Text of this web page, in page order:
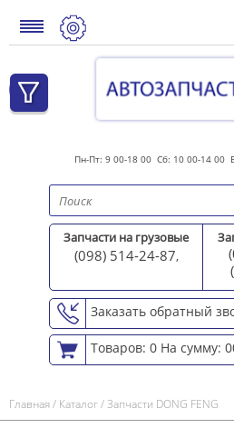
Пн-Пт: 9 00-18 00 Сб: 10 00-14 00
Запчасти на грузовые
(098) 514-24-87,
Заказать обратный
Товаров: 0 На сумму:
Главная/ Каталог/Запчасти DONG FENG